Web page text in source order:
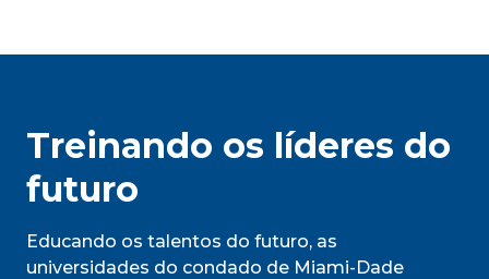
Treinando os líderes do
futuro
Educando os talentos do futuro, as
universidades do condado de Miami-Dade